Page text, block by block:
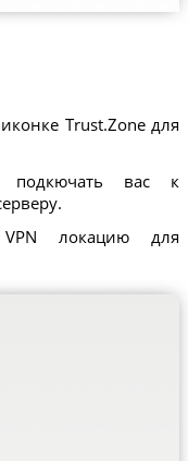
Trust.Zone для
подкючать вас к
локацию для